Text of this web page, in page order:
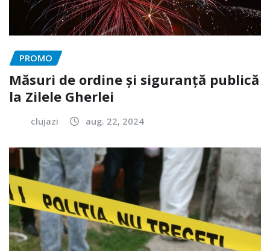
PROMO
Măsuri de ordine și siguranță publică
la Zilele Gherlei
clujazi aug. 22, 2024